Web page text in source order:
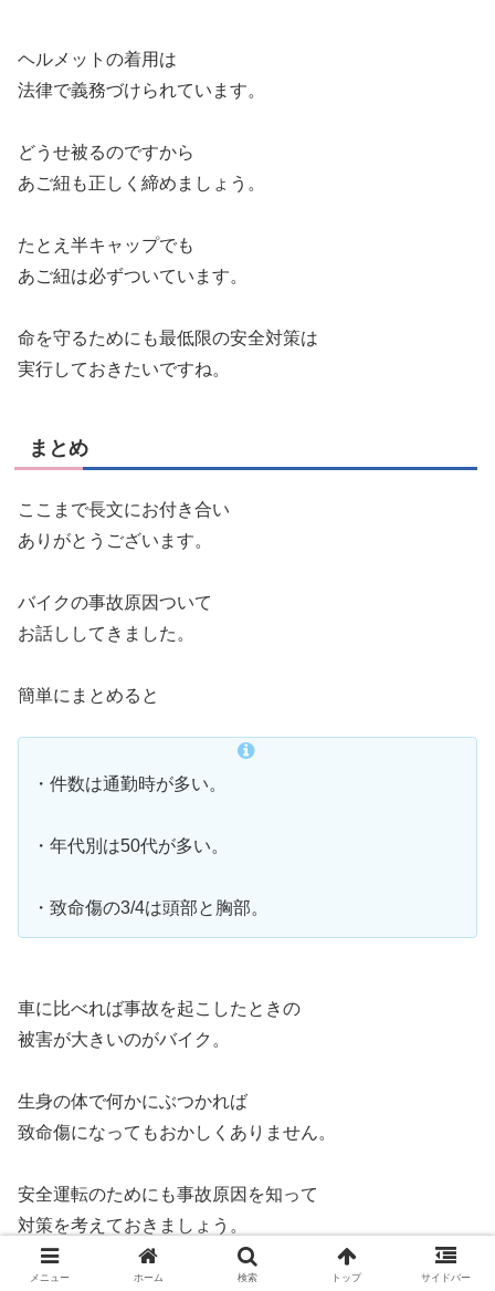
ヘルメットの着用は
法律で義務づけられています。
どうせ被るのですから
あご紐も正しく締めましょう。
たとえ半キャップでも
あご紐は必ずついています。
命を守るためにも最低限の安全対策は
実行しておきたいですね。
まとめ
ここまで長文にお付き合い
ありがとうございます。
バイクの事故原因ついて
お話ししてきました。
簡単にまとめると
・件数は通勤時が多い。
・年代別は50代が多い。
・致命傷の3/4は頭部と胸部。
車に比べれば事故を起こしたときの
被害が大きいのがバイク。
生身の体で何かにぶつかれば
致命傷になってもおかしくありません。
安全運転のためにも事故原因を知って
対策を考えておきましょう。
メニュー ホーム 検索 トップ サイドバー